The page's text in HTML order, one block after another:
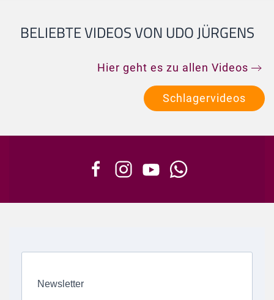
BELIEBTE VIDEOS VON UDO JÜRGENS
Hier geht es zu allen Videos
Schlagervideos